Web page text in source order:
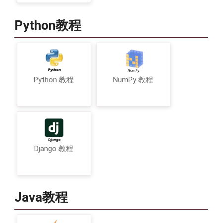
Python教程
Python 教程 NumPy 教程
Django 教程
Java教程